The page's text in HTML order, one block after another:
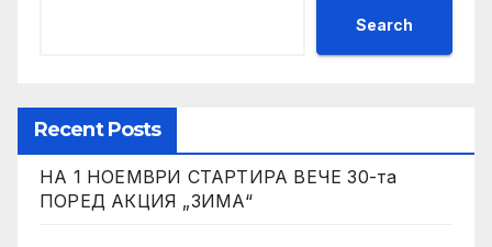
Search
Recent Posts
НА 1 НОЕМВРИ СТАРТИРА ВЕЧЕ 30-та
ПОРЕД АКЦИЯ „ЗИМА“